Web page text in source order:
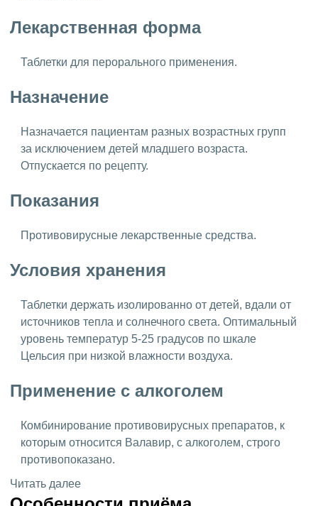
Лекарственная форма
Таблетки для перорального применения.
Назначение
Назначается пациентам разных возрастных групп
за исключением детей младшего возраста.
Отпускается по рецепту.
Показания
Противовирусные лекарственные средства.
Условия хранения
Таблетки держать изолированно от детей, вдали от
источников тепла и солнечного света. Оптимальный
уровень температур 5-25 градусов по шкале
Цельсия при низкой влажности воздуха.
Применение с алкоголем
Комбинирование противовирусных препаратов, к
которым относится Валавир, с алкоголем, строго
противопоказано.
Читать далее